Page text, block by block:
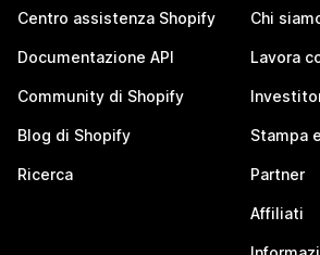
Centro assistenza Shopify
Documentazione API
Community di Shopify
Blog di Shopify
Ricerca
Chi
Lavora
Stampa
Partner
Affiliati